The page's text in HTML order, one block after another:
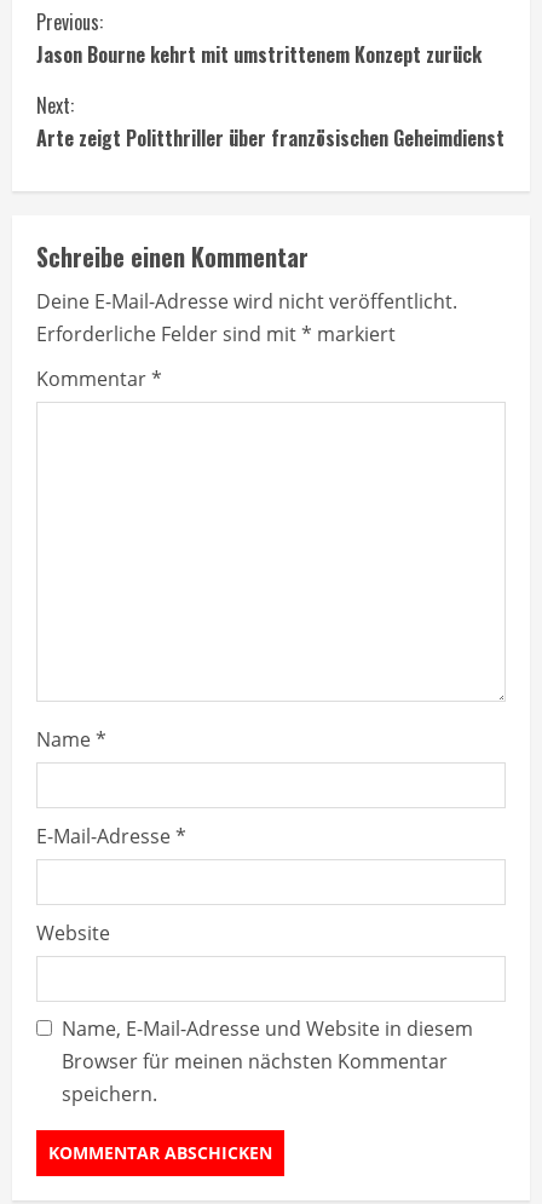
C
o
n
t
i
n
u
e
n
g
Previous:
Jason Bourne kehrt mit umstrittenem Konzept zurück
Next:
Arte zeigt Politthriller über französischen Geheimdienst
Schreibe einen Kommentar
Deine E-Mail-Adresse wird nicht veröffentlicht.
Erforderliche Felder sind mit* markiert
Kommentar*
Name*
E-Mail-Adresse*
Website
Name, E-Mail-Adresse und Website in diesem
Browser für meinen nächsten Kommentar
speichern.